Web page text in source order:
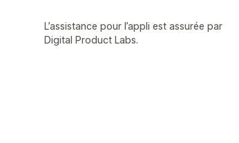
L’assistance pour l’appli est assurée par
Digital Product Labs.